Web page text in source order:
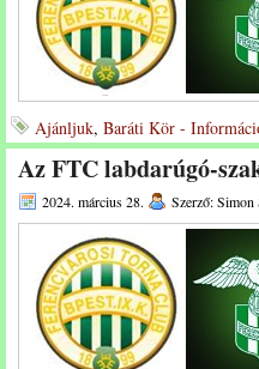
Ajánljuk, Baráti Kör -
Az FTC labdarúgó-
2024. március 28. Szerző: Simon